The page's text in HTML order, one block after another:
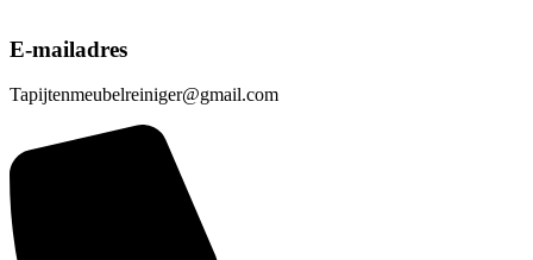
E-mailadres
Tapijtenmeubelreiniger@gmail.com